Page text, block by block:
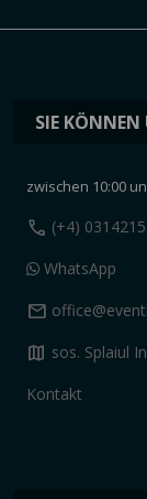
SIE
zwischen 10:00
call (+4)
WhatsApp
mail
map sos. Splaiul
Kontakt